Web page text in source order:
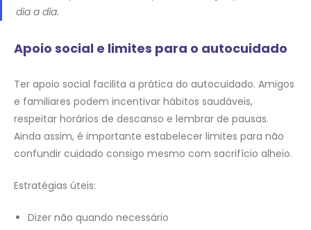
dia a dia.
Apoio social e limites para o autocuidado
Ter apoio social facilita a prática do autocuidado. Amigos
e familiares podem incentivar hábitos saudáveis,
respeitar horários de descanso e lembrar de pausas.
Ainda assim, é importante estabelecer limites para não
confundir cuidado consigo mesmo com sacrifício alheio.
Estratégias úteis:
Dizer não quando necessário